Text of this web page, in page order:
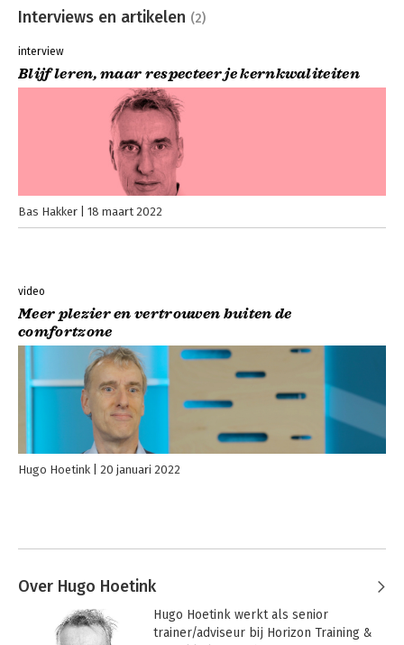
Interviews en artikelen (2)
interview
Blijf leren, maar respecteer je kernkwaliteiten
Bas Hakker 18 maart 2022
video
Meer plezier en vertrouwen buiten de
comfortzone
Hugo Hoetink 20 januari 2022
Over Hugo Hoetink
Hugo Hoetink werkt als senior
trainer/adviseur bij Horizon Training &